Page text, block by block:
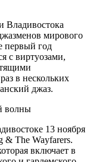
Владивостока
мирового
первый год
с виртуозами,
в нескольких
джаз.
13 ноября
& The Wayfarers.
включает в